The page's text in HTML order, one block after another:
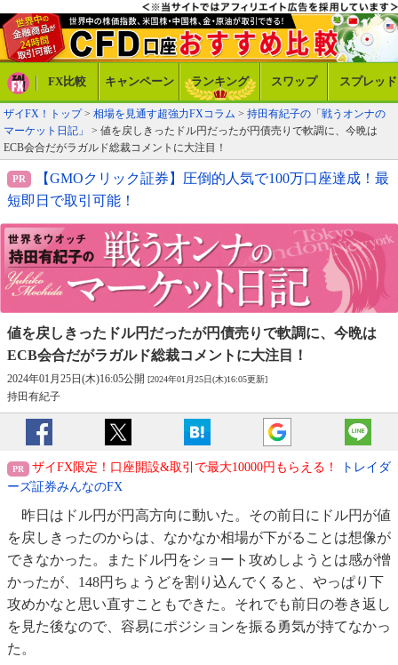
FX比較 キャンペーン ランキング スワップ スプレッド
ザイFX！トップ> 相場を見通す超強力FXコラム > 持田有紀子の「戦うオンナの
マーケット日記」
> 値を戻しきったドル円だったが円債売りで軟調に、今晩は
ECB会合だがラガルド総裁コメントに大注目！
【GMOクリック証券】圧倒的人気で100万口座達成！最
短即日で取引可能！
値を戻しきったドル円だったが円債売りで軟調に、 今晩は
ECB会合だがラガルド総裁コメントに大注目！
2024年01月25日(木)16:05公開 [2024年01月25日(木)16:05更新]
持田有紀子
ザイFX限定！口座開設&取引で最大10000円もらえる！
トレイダ
ーズ証券みんなのFX
昨日はドル円が円高方向に動いた。その前日にドル円が値
を戻しきったのからは、なかなか相場が下がることは想像が
できなかった。またドル円をショート攻めしようとは感が憎
かったが、148円ちょうどを割り込んでくると、やっぱり下
攻めかなと思い直すこともできた。それでも前日の巻き返し
を見た後なので、容易にポジションを振る勇気が持てなかっ
た。